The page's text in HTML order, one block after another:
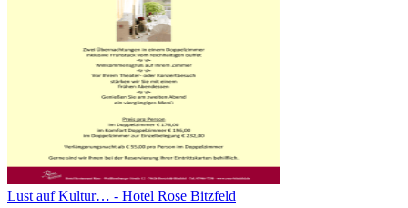
Lust auf Kultur… - Hotel Rose Bitzfeld